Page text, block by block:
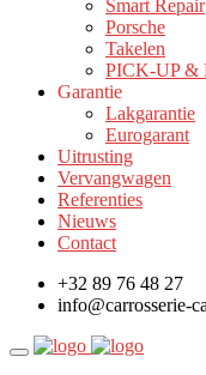
Smart Repair
Porsche
Takelen
PICK-UP &
Garantie
Lakgarantie
Eurogarant
Uitrusting
Vervangwagen
Referenties
Nieuws
Contact
+32 89 76 48 27
info@carrosserie-